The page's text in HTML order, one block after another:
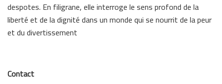
despotes. En filigrane, elle interroge le sens profond de la
liberté et de la dignité dans un monde qui se nourrit de la peur
et du divertissement
Contact